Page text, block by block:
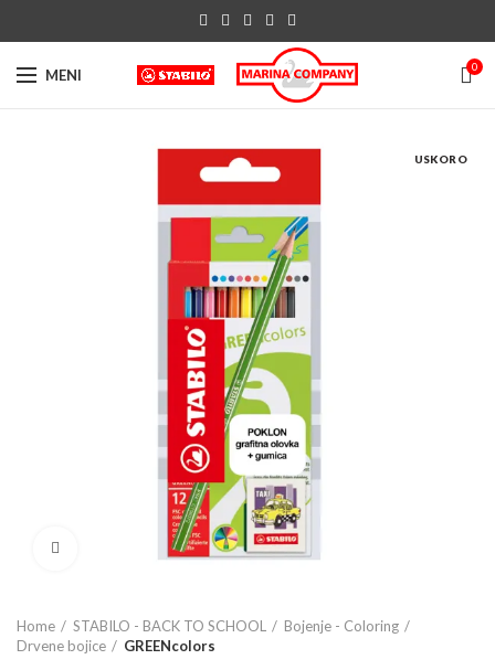
MENI 0
USKORO
Click to enlarge
Home STABILO - BACK TO SCHOOL
Bojenje - Coloring
Drvene bojice
GREENcolors